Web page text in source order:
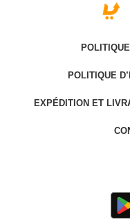
POLITIQUE
EXPÉDITION ET